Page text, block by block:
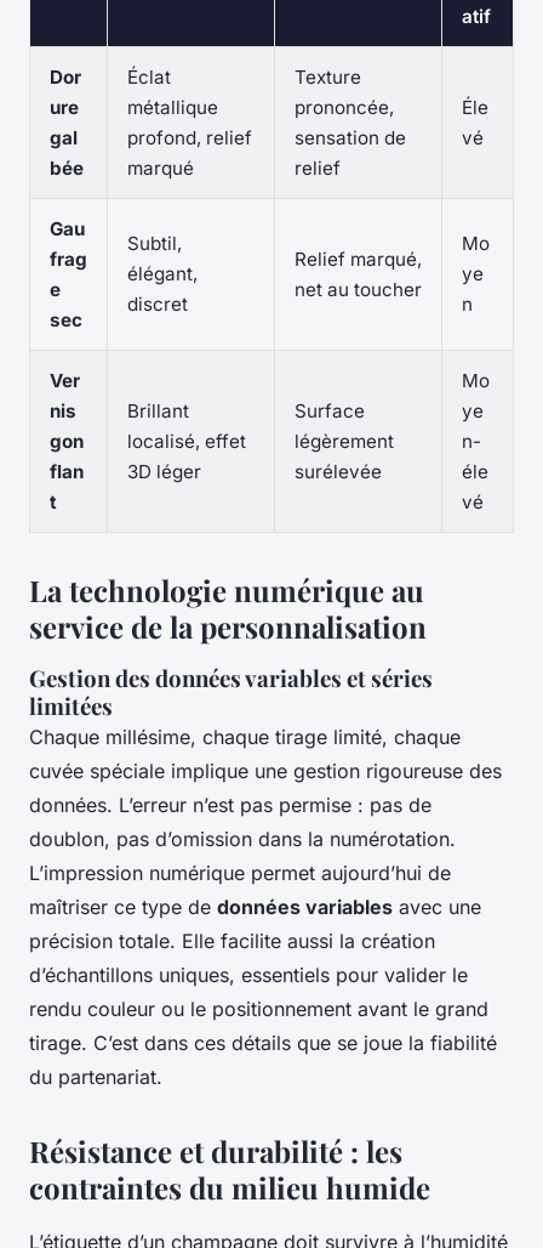
atif
Dor
ure
gal
bée
Éclat
métallique
profond, relief
marqué
Texture
prononcée,
sensation de
relief
Éle
vé
Gau
frag
e
sec
Subtil,
élégant,
discret
Relief marqué,
net au toucher
Mo
ye
n
Ver
nis
gon
flan
t
Brillant
localisé, effet
3D léger
Surface
légèrement
surélevée
Mo
ye
n-
éle
vé
La technologie numérique au
service de la personnalisation
Gestion des données variables et séries
limitées
Chaque millésime, chaque tirage limité, chaque
cuvée spéciale implique une gestion rigoureuse des
données. L’erreur n’est pas permise : pas de
doublon, pas d’omission dans la numérotation.
L’impression numérique permet aujourd’hui de
maîtriser ce type de données variables avec une
précision totale. Elle facilite aussi la création
d’échantillons uniques, essentiels pour valider le
rendu couleur ou le positionnement avant le grand
tirage. C’est dans ces détails que se joue la fiabilité
du partenariat.
Résistance et durabilité : les
contraintes du milieu humide
L’étiquette d’un champagne doit survivre à l’humidité